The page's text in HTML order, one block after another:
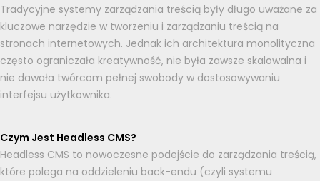
Tradycyjne systemy zarządzania treścią były długo uważane za
kluczowe narzędzie w tworzeniu i zarządzaniu treścią na
stronach internetowych. Jednak ich architektura monolityczna
często ograniczała kreatywność, nie była zawsze skalowalna i
nie dawała twórcom pełnej swobody w dostosowywaniu
interfejsu użytkownika.
Czym Jest Headless CMS?
Headless CMS to nowoczesne podejście do zarządzania treścią,
które polega na oddzieleniu back-endu (czyli systemu